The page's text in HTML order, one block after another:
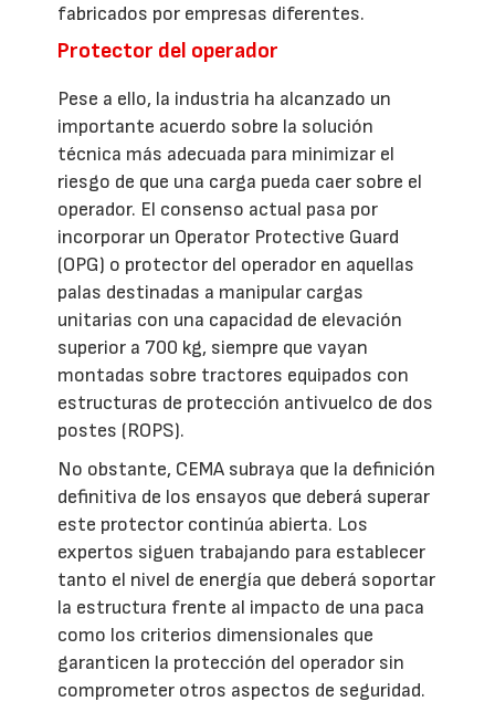
fabricados por empresas diferentes.
Protector del operador
Pese a ello, la industria ha alcanzado un
importante acuerdo sobre la solución
técnica más adecuada para minimizar el
riesgo de que una carga pueda caer sobre el
operador. El consenso actual pasa por
incorporar un Operator Protective Guard
(OPG) o protector del operador en aquellas
palas destinadas a manipular cargas
unitarias con una capacidad de elevación
superior a 700 kg, siempre que vayan
montadas sobre tractores equipados con
estructuras de protección antivuelco de dos
postes (ROPS).
No obstante, CEMA subraya que la definición
definitiva de los ensayos que deberá superar
este protector continúa abierta. Los
expertos siguen trabajando para establecer
tanto el nivel de energía que deberá soportar
la estructura frente al impacto de una paca
como los criterios dimensionales que
garanticen la protección del operador sin
comprometer otros aspectos de seguridad.